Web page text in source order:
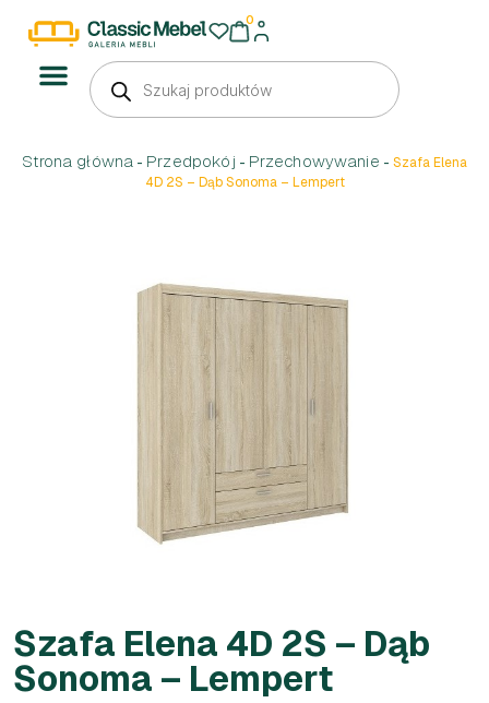
0
Strona główna - Przedpokój - Przechowywanie - Szafa Elena
4D 2S – Dąb Sonoma – Lempert
Szafa Elena 4D 2S – Dąb
Sonoma – Lempert